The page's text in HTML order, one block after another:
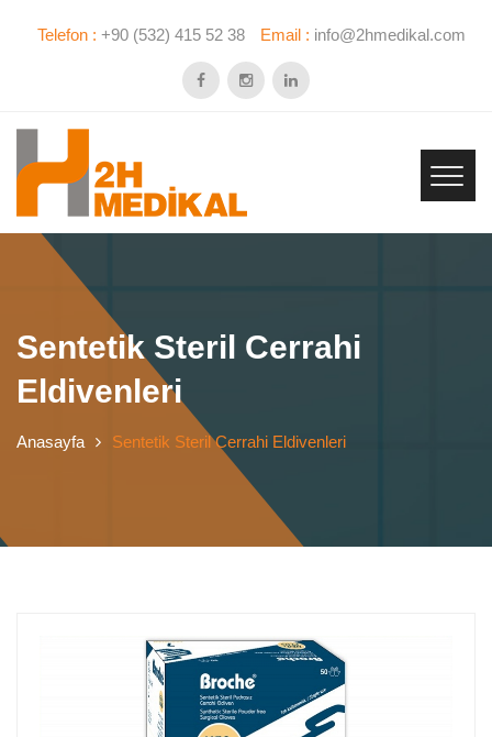
Telefon : +90 (532) 415 52 38 Email : info@2hmedikal.com
Sentetik Steril Cerrahi
Eldivenleri
Anasayfa Sentetik Steril Cerrahi Eldivenleri